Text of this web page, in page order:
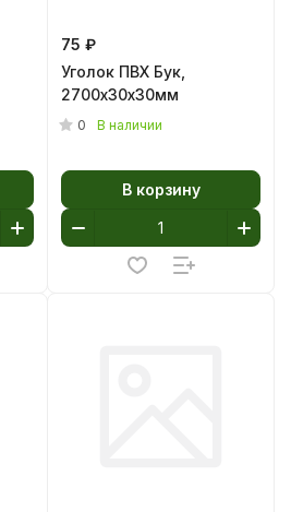
75 ₽
Уголок ПВХ Бук,
2700х30х30мм
0 В наличии
В корзину